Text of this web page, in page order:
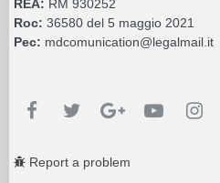
REA: RM 930252
Roc: 36580 del 5 maggio 2021
Pec: mdcomunication@legalmail.it
Report a problem